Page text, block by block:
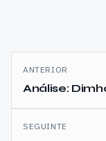
Navegação
de
artigos
ANTERIOR
Análise:
SEGUINTE